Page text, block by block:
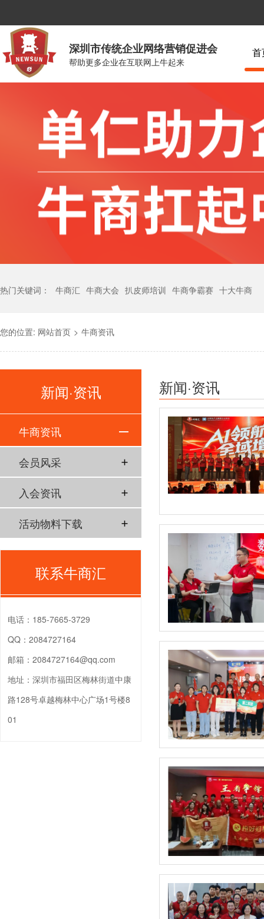
深圳市传统企业网络营销促进会
帮助更多企业在互联网上牛起来
热门关键词： 牛商汇 牛商大会 扒皮师培训 牛商争霸赛 十大牛商
您的位置: 网站首页 > 牛商资讯
新闻·资讯
新闻·资讯
牛商资讯
会员风采
入会资讯
活动物料下载
联系牛商汇
电话： 185-7665-3729
QQ： 2084727164
邮箱： 2084727164@qq.com
地址： 深圳市福田区梅林街道中康
路128号卓越梅林中心广场1号楼8
01